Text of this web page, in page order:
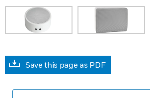
Save this page as PDF